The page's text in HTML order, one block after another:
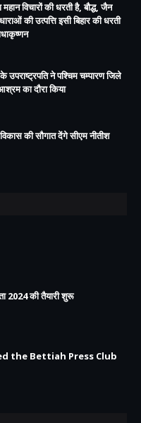
विचारों की धरती है, बौद्ध, जैन
की उत्पत्ति इसी बिहार की धरती
उपराष्ट्रपति ने पश्चिम चम्पारण जिले
का दौरा किया
की सौगात देंगे सीएम नीतीश
2024 की तैयारी शुरू
the Bettiah Press Club